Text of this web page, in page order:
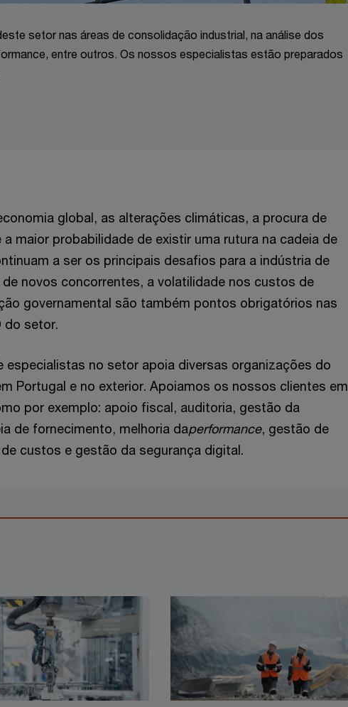
setor nas áreas de consolidação industrial, na análise dos
entre outros. Os nossos especialistas estão preparados
global, as alterações climáticas, a procura de
maior probabilidade de existir uma rutura na cadeia de
a ser os principais desafios para a indústria de
de novos concorrentes, a volatilidade nos custos de
governamental são também pontos obrigatórios nas
do setor.
especialistas no setor apoia diversas organizações do
Portugal e no exterior. Apoiamos os nossos clientes em
por exemplo: apoio fiscal, auditoria, gestão da
de fornecimento, melhoria daperformance, gestão de
custos e gestão da segurança digital.